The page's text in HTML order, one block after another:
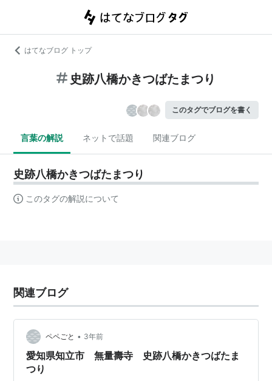
はてなブログ トップ
史跡八橋かきつばたまつり
このタグでブログを書く
言葉の解説 ネットで話題 関連ブログ
史跡八橋かきつばたまつり
このタグの解説について
関連ブログ
ペペごと • 3年前
愛知県知立市 無量壽寺 史跡八橋かきつばたま
つり